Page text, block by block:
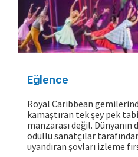
Eğlence
Royal Caribbean
kamaştıran tek şey pek
manzarası değil.
ödüllü sanatçılar
uyandıran şovları izleme